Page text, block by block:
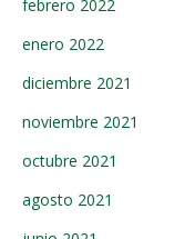
febrero 2022
enero 2022
diciembre 2021
noviembre 2021
octubre 2021
agosto 2021